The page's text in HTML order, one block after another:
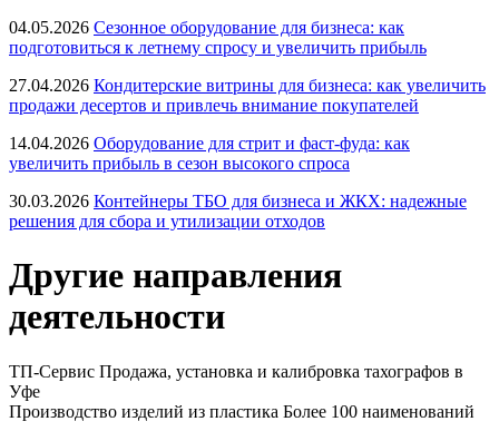
04.05.2026 Сезонное оборудование для бизнеса: как
подготовиться к летнему спросу и увеличить прибыль
27.04.2026 Кондитерские витрины для бизнеса: как увеличить
продажи десертов и привлечь внимание покупателей
14.04.2026 Оборудование для стрит и фаст-фуда: как
увеличить прибыль в сезон высокого спроса
30.03.2026 Контейнеры ТБО для бизнеса и ЖКХ: надежные
решения для сбора и утилизации отходов
Другие направления
деятельности
ТП-Сервис Продажа, установка и калибровка тахографов в
Уфе
Производство изделий из пластика Более 100 наименований